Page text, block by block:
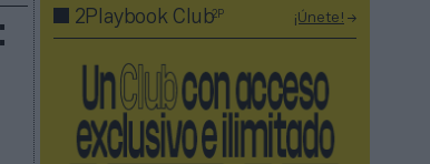
2Playbook Club2P ¡Únete!